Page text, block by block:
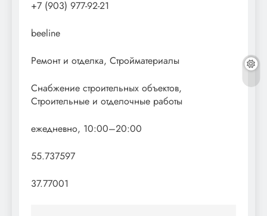
+7 (903) 977-92-21
beeline
Ремонт и отделка, Стройматериалы
Снабжение строительных объектов,
Строительные и отделочные работы
ежедневно, 10:00–20:00
55.737597
37.77001